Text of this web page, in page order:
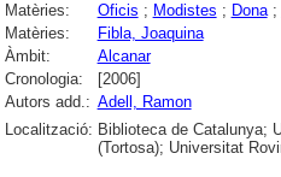
Matèries: Oficis ; Modistes ; Dona;
Matèries:
Fibla, Joaquina
Àmbit:
Alcanar
Cronologia:
[2006]
Autors add.: Adell, Ramon
Localització: Biblioteca de Catalunya;
(Tortosa); Universitat